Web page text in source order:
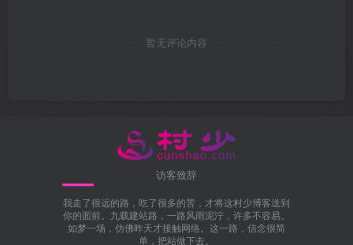
暂无评论内容
访客致辞
我走了很远的路，吃了很多的苦，才将这村少博客送到
你的面前。九载建站路，一路风雨泥泞，许多不容易。
如梦一场，仿佛昨天才接触网络。这一路，信念很简
单，把站做下去。